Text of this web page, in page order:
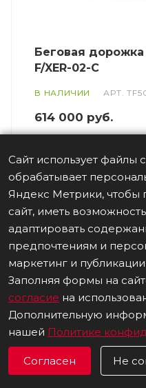
Беговая дорожка
F/XER-02-C
В НАЛИЧИИ АРТ.
614 000 руб.
Сайт использует файлы
обрабатывает
Яндекс Метрики, чтобы
сайт, иметь
адаптировать
предпочтениям и
маркетинг и
Заполняя формы на
согласие на
Дополнительную
нашей Политике
Согласен Не